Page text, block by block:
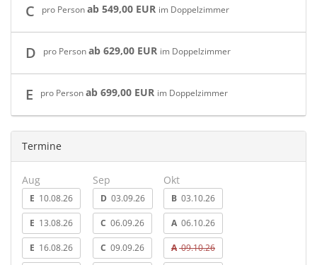
C pro Personab 549,00 EUR im Doppelzimmer
D pro Personab 629,00 EUR im Doppelzimmer
E pro Personab 699,00 EUR im Doppelzimmer
Termine
Aug
E 10.08.26
E 13.08.26
E 16.08.26
Sep
D 03.09.26
C 06.09.26
C 09.09.26
Okt
B 03.10.26
A 06.10.26
A09.10.26